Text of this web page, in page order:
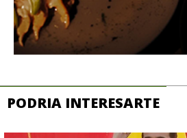
PODRIA INTERESARTE